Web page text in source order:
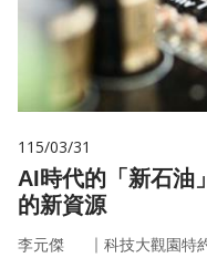
115/03/31
AI時代的「新石油
的新資源
李元傑 ｜ 科技大觀園特